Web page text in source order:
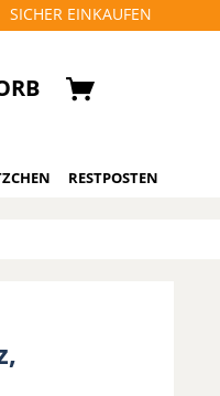
SICHER EINKAUFEN
RESTPOSTEN